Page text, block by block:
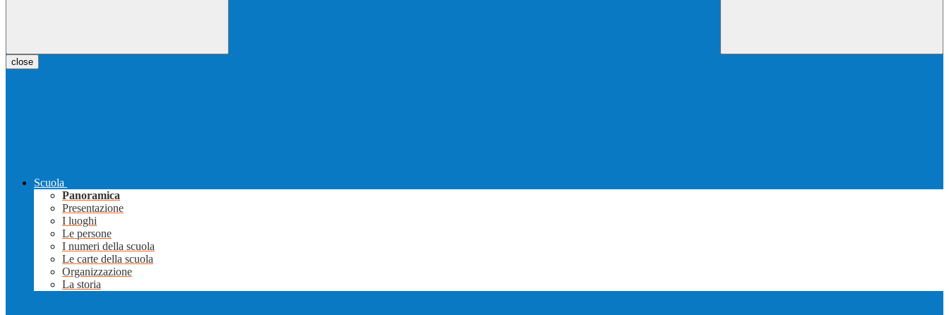
close
Scuola
Panoramica
Presentazione
I luoghi
Le persone
I numeri della scuola
Le carte della scuola
Organizzazione
La storia